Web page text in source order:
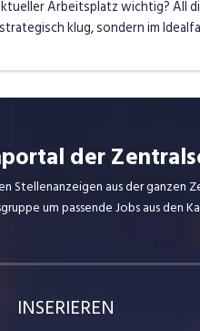
Arbeitsplatz wichtig? All
klug, sondern im
der
Stellenanzeigen aus der ganzen
um passende Jobs aus den
INSERIEREN